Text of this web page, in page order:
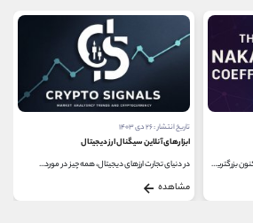
مورد...
تاریخ انتشار : ۲۱ فروردین ۱۴۰۳
لانچ پدهای کریپتو
لانچ پدهای کریپتو، روشی برای جمع آوری سرمایه...
مشاهده